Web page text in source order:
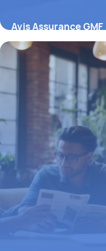
Avis Assurance
2026
16 mai 2026